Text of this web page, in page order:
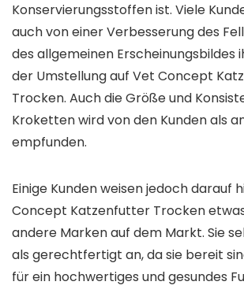
Konservierungsstoffen ist. Viele
auch von einer Verbesserung des
des allgemeinen Erscheinungsbildes
der Umstellung auf Vet Concept
Trocken. Auch die Größe und
Kroketten wird von den Kunden als
empfunden.
Einige Kunden weisen jedoch darauf
Concept Katzenfutter Trocken
andere Marken auf dem Markt. Sie
als gerechtfertigt an, da sie bereit
für ein hochwertiges und gesundes